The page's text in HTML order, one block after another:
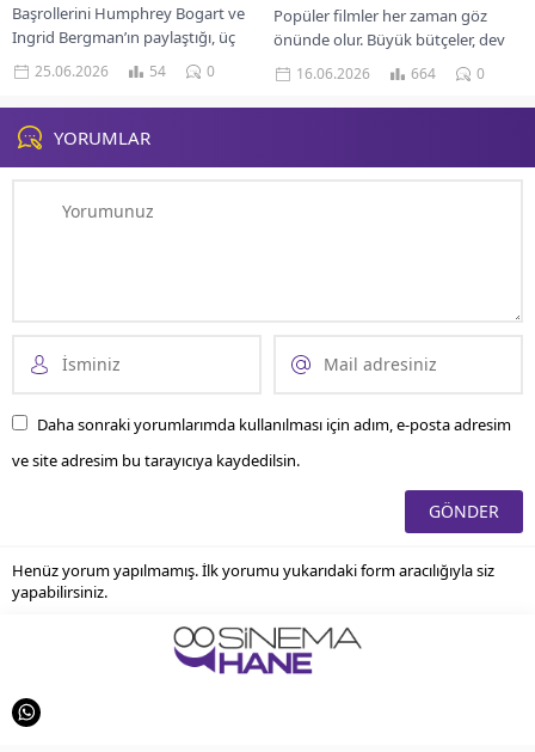
Başrollerini Humphrey Bogart ve
Ingrid Bergman’ın paylaştığı, üç
Akademi Ödüllü kült film
Casablanca, aşk, fedakarlık ve
politikanın harmanlandığı
unutulmaz atmosferiyle...
25.06.2026 54 0
Popüler filmler her zaman göz
önünde olur. Büyük bütçeler, dev
reklam kampanyaları ve yıldız
oyuncular sayesinde milyonlara
ulaşırlar. Ancak sinema...
16.06.2026 664 0
YORUMLAR
Daha sonraki yorumlarımda kullanılması için adım, e-posta adresim
ve site adresim bu tarayıcıya kaydedilsin.
Henüz yorum yapılmamış. İlk yorumu yukarıdaki form aracılığıyla siz
yapabilirsiniz.